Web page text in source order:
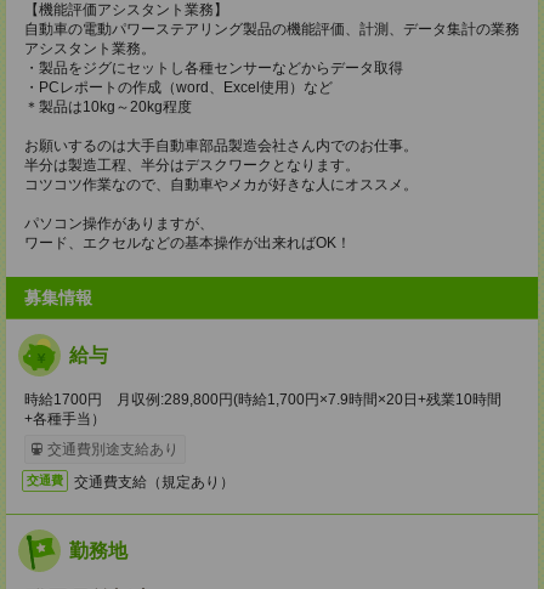
【機能評価アシスタント業務】
自動車の電動パワーステアリング製品の機能評価、計測、データ集計の業務
アシスタント業務。
・製品をジグにセットし各種センサーなどからデータ取得
・PCレポートの作成（word、Excel使用）など
＊製品は10kg～20kg程度
お願いするのは大手自動車部品製造会社さん内でのお仕事。
半分は製造工程、半分はデスクワークとなります。
コツコツ作業なので、自動車やメカが好きな人にオススメ。
パソコン操作がありますが、
ワード、エクセルなどの基本操作が出来ればOK！
募集情報
給与
時給1700円 月収例:289,800円(時給1,700円×7.9時間×20日+残業10時間
+各種手当）
交通費別途支給あり
交通費 交通費支給（規定あり）
勤務地